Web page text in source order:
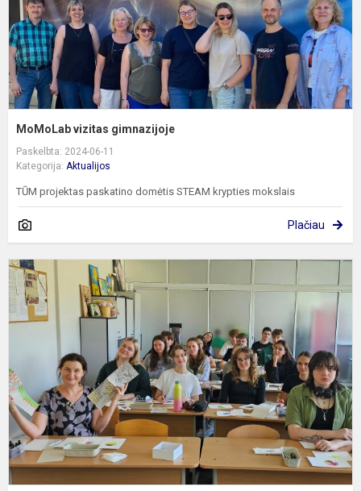
MoMoLab vizitas gimnazijoje
Paskelbta: 2024-06-11
Kategorija: Aktualijos
TŪM projektas paskatino domėtis STEAM krypties mokslais
Plačiau